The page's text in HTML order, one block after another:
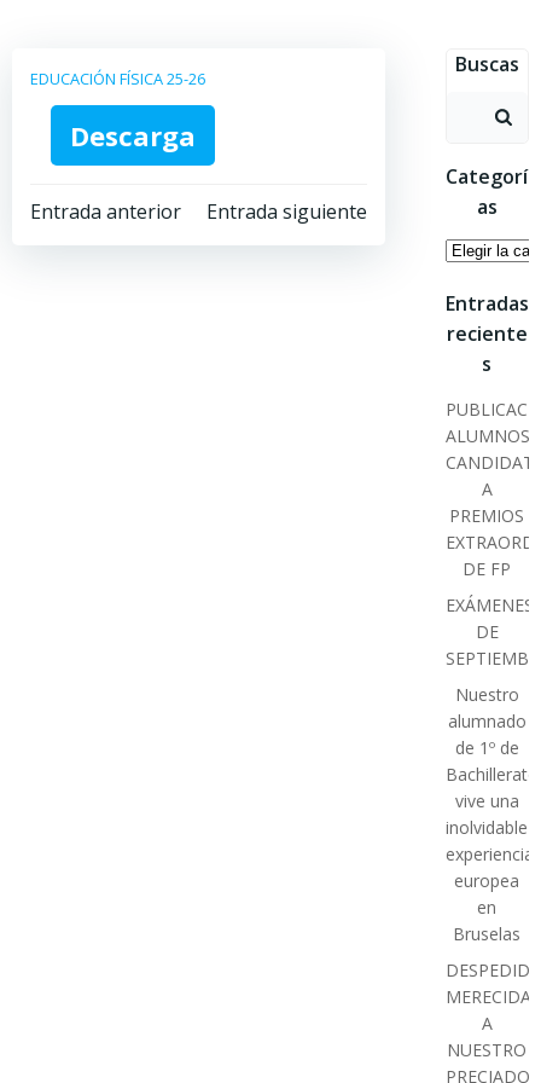
EDUCACIÓN FÍSICA 25-26
Descarga
Navegación
Entrada anterior
Navegación
Entrada siguiente
Buscas
Buscar:
Categorí
as
Entradas
reciente
s
ALUMNOS
A
PREMIOS
DE FP
EXÁMENES
DE
Nuestro
alumnado
de 1º de
Bachillerato
vive una
inolvidable
experiencia
europea
en
Bruselas
DESPEDIDA
MERECIDA
A
NUESTRO
PRECIADO